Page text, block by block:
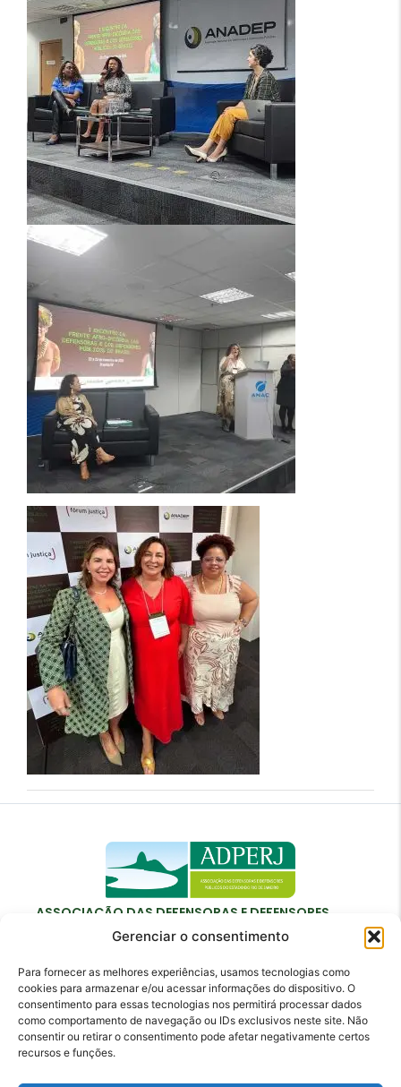
Gerenciar o consentimento
Para fornecer as melhores experiências, usamos tecnologias como
cookies para armazenar e/ou acessar informações do dispositivo. O
consentimento para essas tecnologias nos permitirá processar dados
como comportamento de navegação ou IDs exclusivos neste site. Não
consentir ou retirar o consentimento pode afetar negativamente certos
recursos e funções.
ASSOCIAÇÃO DAS DEFENSORAS E DEFENSORES
PÚBLICOS DO ESTADO DO RIO DE JANEIRO
Contato
adperj@adperj.com.br